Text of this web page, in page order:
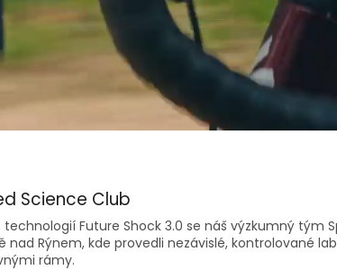
Science Club
Future Shock 3.0 se náš výzkumný tým
nad Rýnem, kde provedli nezávislé, kontrolované
rámy.